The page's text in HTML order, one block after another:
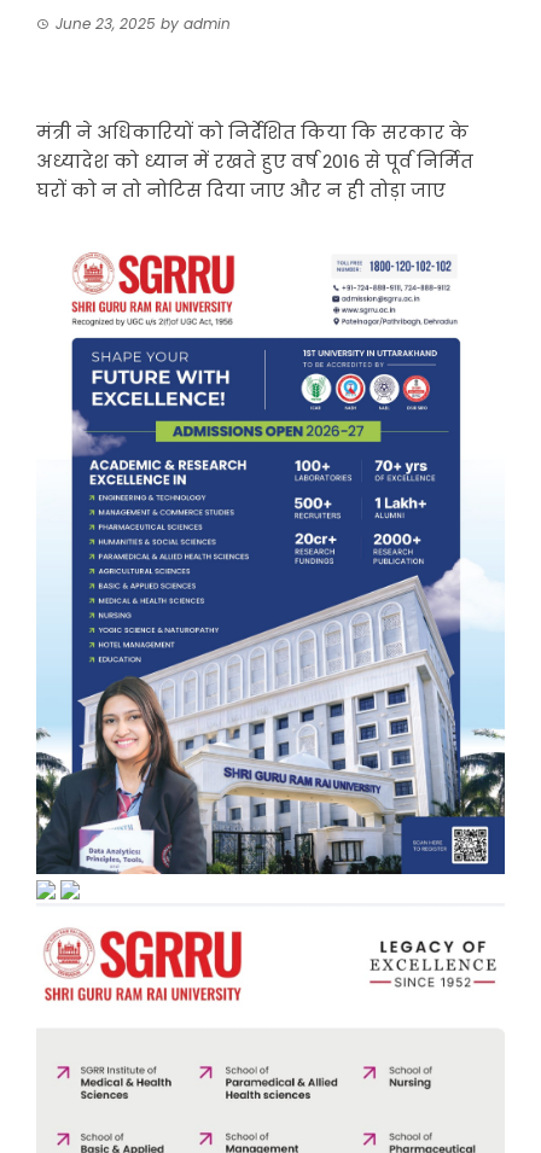
June 23, 2025 by admin
मंत्री ने अधिकारियों को निर्देशित किया कि सरकार के
अध्यादेश को ध्यान में रखते हुए वर्ष 2016 से पूर्व निर्मित
घरों को न तो नोटिस दिया जाए और न ही तोड़ा जाए